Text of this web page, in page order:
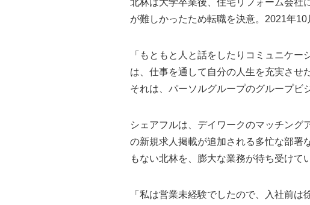
が難しかったため転職を決意。2021年
「もともと人と話をしたりコミュニケ
は、仕事を通して自分の人生を充実させ
それは、パーソルグループのグループビ
シェアフルは、デイワークのマッチン
の新規求人掲載が追加される多忙な部署
もない北林を、膨大な業務が待ち受けて
「私は営業未経験でしたので、入社前